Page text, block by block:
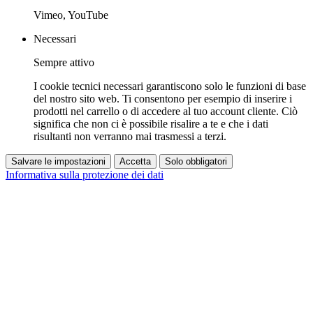
Vimeo, YouTube
Necessari
Sempre attivo
I cookie tecnici necessari garantiscono solo le funzioni di base
del nostro sito web. Ti consentono per esempio di inserire i
prodotti nel carrello o di accedere al tuo account cliente. Ciò
significa che non ci è possibile risalire a te e che i dati
risultanti non verranno mai trasmessi a terzi.
Salvare le impostazioni Accetta Solo obbligatori
Informativa sulla protezione dei dati